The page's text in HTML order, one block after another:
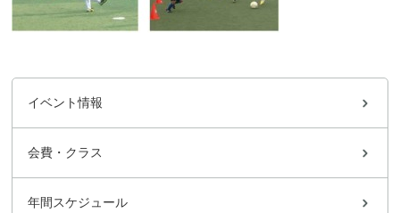
イベント情報
会費・クラス
年間スケジュール